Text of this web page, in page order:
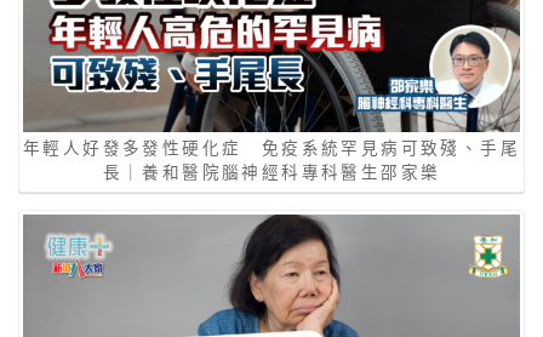
年輕人好發多發性硬化症 免疫系統罕見病可致殘、手尾
長｜養和醫院腦神經科專科醫生邵家樂